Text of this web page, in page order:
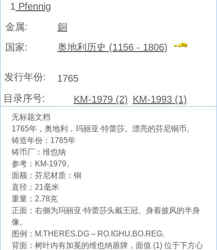
1 Pfennig
金属:
銅
国家:
奥地利历史 (1156 - 1806)
发行年份:
1765
目录序号:
KM-1979 (2) KM-1993 (1)
无标题文档
1765年，奥地利，玛丽亚·特蕾莎。漂亮的芬尼铜币。
铸造年份：1765年
铸币厂：维也纳
参考：KM-1979。
面额：芬尼材质：铜
直径：21毫米
重量：2.78克
正面：右侧为玛丽亚·特蕾莎头戴王冠、身着披风的半身
像。
图例：M.THERES.DG – RO.IGHU.BO.REG.
背面：树叶内有加冕的维也纳盾牌，面值 (1) 位于下方心